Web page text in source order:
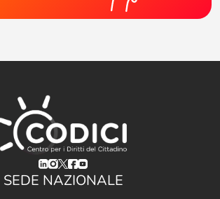
(opens in a new tab)
(opens in a new tab)
(opens in a new tab)
(opens in a new tab)
(opens in a new tab)
SEDE NAZIONALE